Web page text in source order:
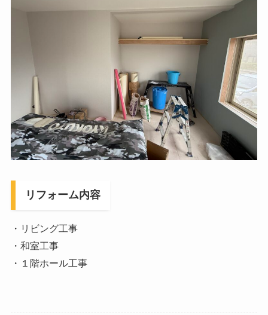
リフォーム内容
・リビング工事
・和室工事
・１階ホール工事